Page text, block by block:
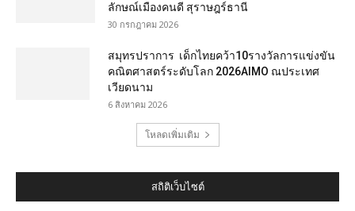
ลักษณ์เมืองคนดี สุราษฎร์ธานี
30 กรกฎาคม 2026
สมุทรปราการ เด็กไทยคว้า10รางวัลการแข่งขัน
คณิตศาสตร์ระดับโลก 2026AIMO ณประเทศ
เวียดนาม
6 สิงหาคม 2026
โหลดเพิ่มเติม
สถิติเว็บไซต์